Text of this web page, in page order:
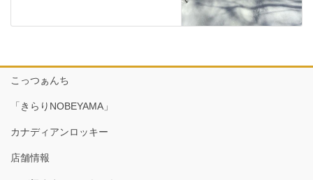
こっつぁんち
「きらりNOBEYAMA」
カナディアンロッキー
店舗情報